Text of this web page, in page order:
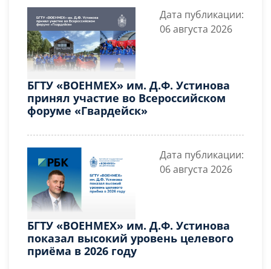
Дата публикации:
06 августа 2026
БГТУ «ВОЕНМЕХ» им. Д.Ф. Устинова
принял участие во Всероссийском
форуме «Гвардейск»
Дата публикации:
06 августа 2026
БГТУ «ВОЕНМЕХ» им. Д.Ф. Устинова
показал высокий уровень целевого
приёма в 2026 году